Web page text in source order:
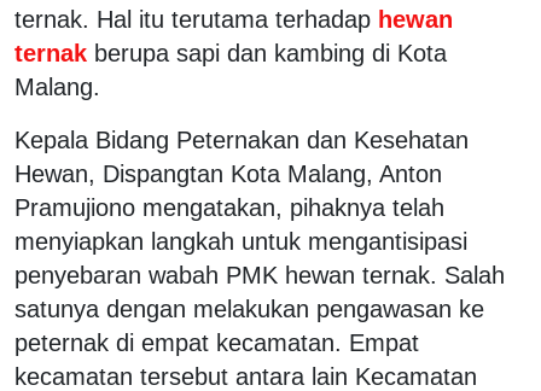
ternak. Hal itu terutama terhadap hewan
ternak berupa sapi dan kambing di Kota
Malang.
Kepala Bidang Peternakan dan Kesehatan
Hewan, Dispangtan Kota Malang, Anton
Pramujiono mengatakan, pihaknya telah
menyiapkan langkah untuk mengantisipasi
penyebaran wabah PMK hewan ternak. Salah
satunya dengan melakukan pengawasan ke
peternak di empat kecamatan. Empat
kecamatan tersebut antara lain Kecamatan